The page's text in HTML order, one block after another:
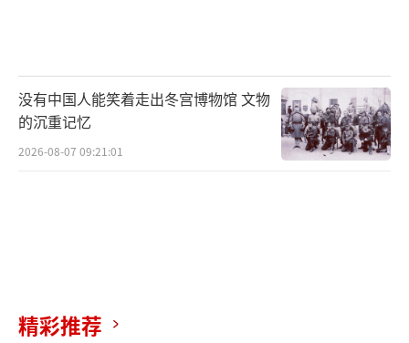
没有中国人能笑着走出冬宫博物馆 文物
的沉重记忆
2026-08-07 09:21:01
精彩推荐